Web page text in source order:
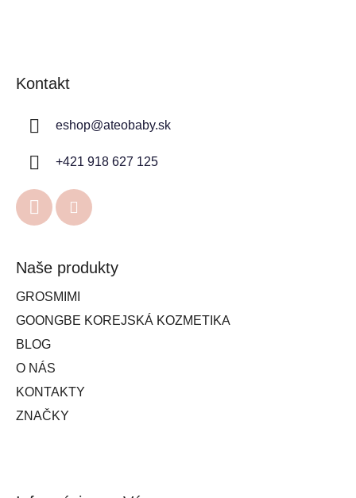
Kontakt
eshop@ateobaby.sk
+421 918 627 125
Naše produkty
GROSMIMI
GOONGBE KOREJSKÁ KOZMETIKA
BLOG
O NÁS
KONTAKTY
ZNAČKY